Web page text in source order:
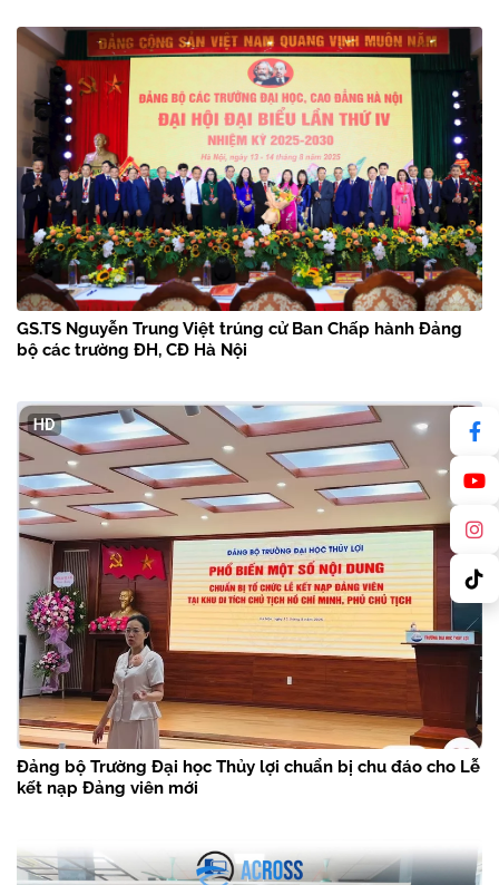
GS.TS Nguyễn Trung Việt trúng cử Ban Chấp hành Đảng
bộ các trường ĐH, CĐ Hà Nội
Đảng bộ Trường Đại học Thủy lợi chuẩn bị chu đáo cho Lễ
kết nạp Đảng viên mới